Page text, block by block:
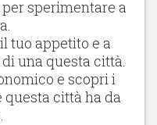
sperimentare a
tuo appetito e a
una questa città.
e scopri i
questa città ha da